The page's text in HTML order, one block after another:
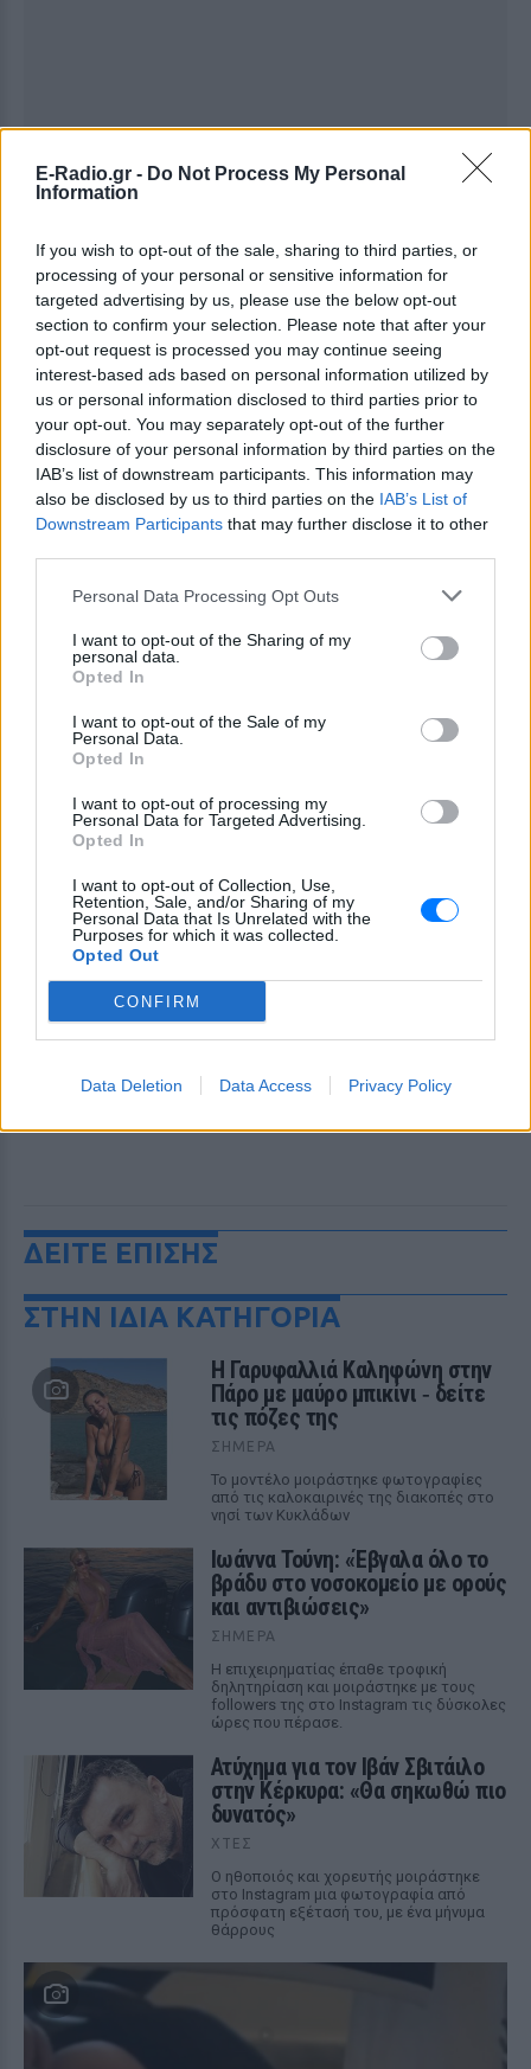
E-Radio.gr - Do Not Process My Personal
Information
If you wish to opt-out of the sale, sharing to third parties, or
processing of your personal or sensitive information for
targeted advertising by us, please use the below opt-out
section to confirm your selection. Please note that after your
opt-out request is processed you may continue seeing
interest-based ads based on personal information utilized by
us or personal information disclosed to third parties prior to
your opt-out. You may separately opt-out of the further
disclosure of your personal information by third parties on the
IAB’s list of downstream participants. This information may
also be disclosed by us to third parties on the IAB’s List of
Downstream Participants that may further disclose it to other
Personal Data Processing Opt Outs
I want to opt-out of the Sharing of my
personal data.
Opted In
I want to opt-out of the Sale of my
Personal Data.
Opted In
I want to opt-out of processing my
Personal Data for Targeted Advertising.
Opted In
I want to opt-out of Collection, Use,
Retention, Sale, and/or Sharing of my
Personal Data that Is Unrelated with the
Purposes for which it was collected.
Opted Out
CONFIRM
Data Deletion Data Access Privacy Policy
Ακολουθήστε το E-Radio.gr στο Google News
και μάθετε πρώτοιτα πιο hot νέα .
Διαβάστε περισσότερα θέματα γιαΜόδα ,
Ακολουθήστε το E-Radio.gr και στο Instagram
ΔΕΙΤΕ ΕΠΙΣΗΣ
ΣΤΗΝ ΙΔΙΑ ΚΑΤΗΓΟΡΙΑ
Η Γαρυφαλλιά Καληφώνη στην
Πάρο με μαύρο μπικίνι ‑ δείτε
τις πόζες της
ΣΉΜΕΡΑ
Το μοντέλο μοιράστηκε φωτογραφίες
από τις καλοκαιρινές της διακοπές στο
νησί των Κυκλάδων
Ιωάννα Τούνη: «Έβγαλα όλο το
βράδυ στο νοσοκομείο με ορούς
και αντιβιώσεις»
ΣΉΜΕΡΑ
Η επιχειρηματίας έπαθε τροφική
δηλητηρίαση και μοιράστηκε με τους
followers της στο Instagram τις δύσκολες
ώρες που πέρασε.
Ατύχημα για τον Ιβάν Σβιτάιλο
στην Κέρκυρα: «Θα σηκωθώ πιο
δυνατός»
ΧΤΕΣ
Ο ηθοποιός και χορευτής μοιράστηκε
στο Instagram μια φωτογραφία από
πρόσφατη εξέτασή του, με ένα μήνυμα
θάρρους